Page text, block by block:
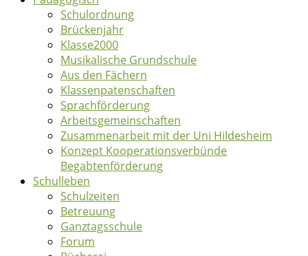
Schulordnung
Brückenjahr
Klasse2000
Musikalische Grundschule
Aus den Fächern
Klassenpatenschaften
Sprachförderung
Arbeitsgemeinschaften
Zusammenarbeit mit der Uni Hildesheim
Konzept Kooperationsverbünde
Begabtenförderung
Schulleben
Schulzeiten
Betreuung
Ganztagsschule
Forum